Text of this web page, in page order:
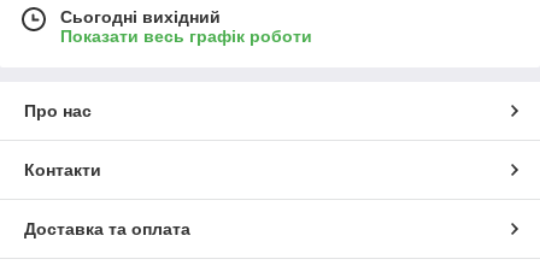
Сьогодні вихідний
Показати весь графік роботи
Про нас
Контакти
Доставка та оплата